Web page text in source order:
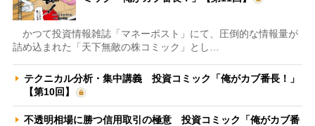
かつて投資情報雑誌「マネーポスト」にて、圧倒的な情報量が
詰め込まれた「天下無敵の株コミック」とし…
テクニカル分析・集中講義 投資コミック「俺がカブ番長！」
【第10回】
不透明相場に勝つ信用取引の極意 投資コミック「俺がカブ番